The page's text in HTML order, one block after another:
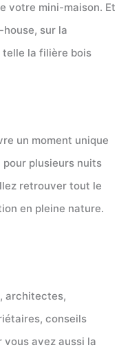
votre mini-maison. Et
sur la
telle la filière bois
un moment unique
pour plusieurs nuits
retrouver tout le
en pleine nature.
architectes,
conseils
avez aussi la